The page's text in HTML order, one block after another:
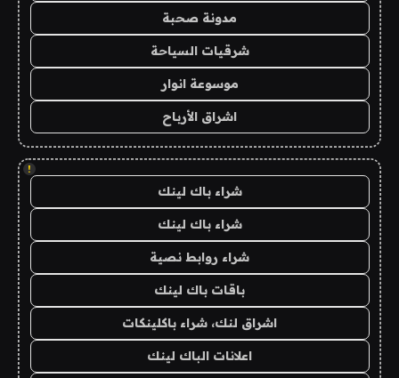
مدونة صحبة
شرقيات السياحة
موسوعة انوار
اشراق الأرباح
!
شراء باك لينك
شراء باك لينك
شراء روابط نصية
باقات باك لينك
اشراق لنك، شراء باكلينكات
اعلانات الباك لينك